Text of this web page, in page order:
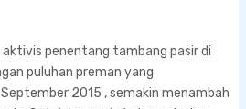
aktivis penentang tambang pasir di
puluhan preman yang
2015 , semakin menambah